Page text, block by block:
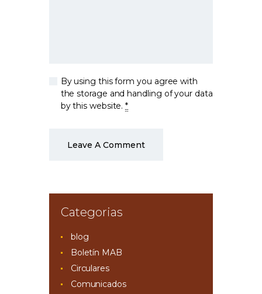
By using this form you agree with
the storage and handling of your data
by this website.*
Categorias
blog
Boletín MAB
Circulares
Comunicados